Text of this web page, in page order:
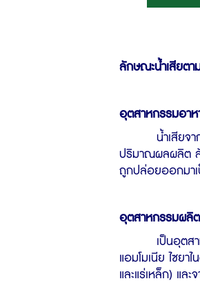
ลักษณะน้ำเสียตา
อุตสาหกรรมอาห
น้ำเสียจากอุต
ปริมาณผลผลิต ลั
ถูกปล่อยออกมาเ
อุตสาหกรรมผลิต
เป็นอุตสาหกร
แอมโมเนีย ไซย
และแร่เหล็ก) แล